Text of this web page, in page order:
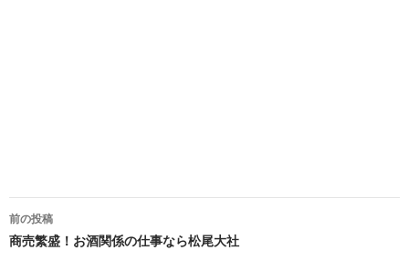
投
前の投稿
商売繁盛！お酒関係の仕事なら松尾大社